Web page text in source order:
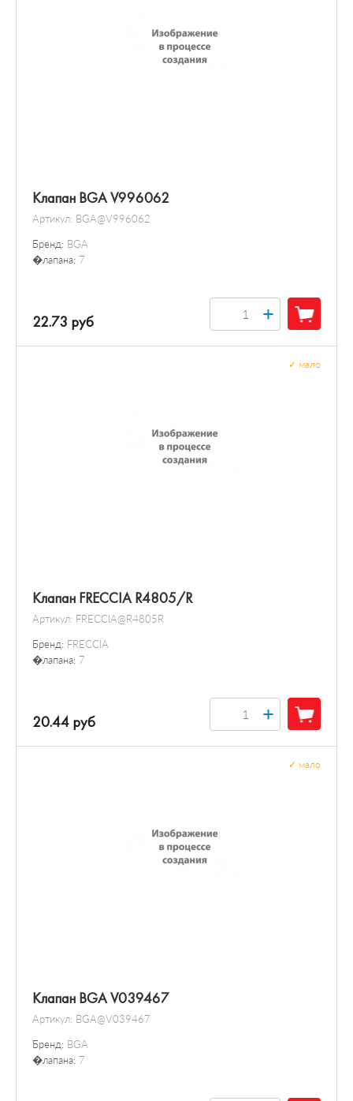
Клапан BGA V996062
Артикул: BGA@V996062
Бренд: BGA
�лапана: 7
22.73 руб +
Клапан FRECCIA R4805/R
Артикул: FRECCIA@R4805R
Бренд: FRECCIA
�лапана: 7
мало
20.44 руб +
Клапан BGA V039467
Артикул: BGA@V039467
Бренд: BGA
�лапана: 7
мало